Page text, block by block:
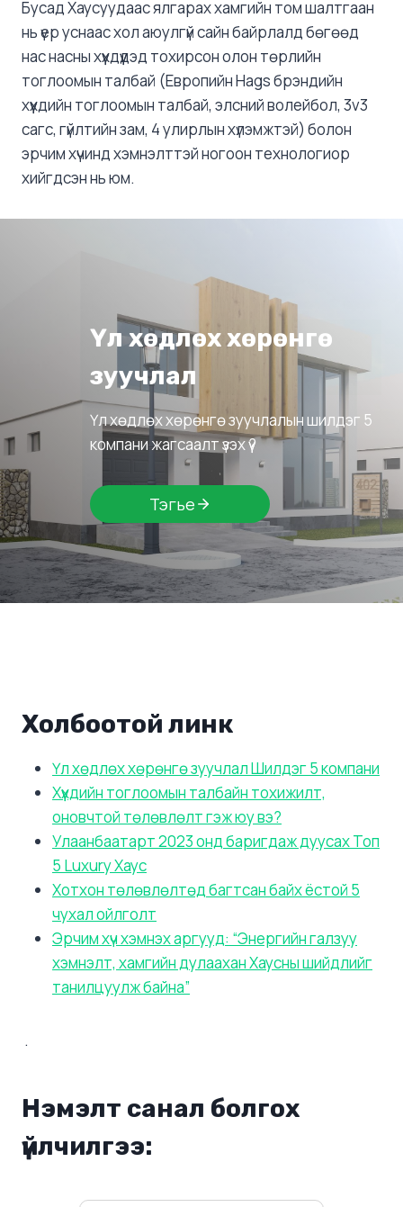
Бусад Хаусуудаас ялгарах хамгийн том шалтгаан
нь үер уснаас хол аюулгүй сайн байрлалд бөгөөд
нас насны хүүхдүүдэд тохирсон олон төрлийн
тоглоомын талбай (Европийн Hags брэндийн
хүүхдийн тоглоомын талбай, элсний волейбол, 3v3
сагс, гүйлтийн зам, 4 улирлын хүлэмжтэй) болон
эрчим хүчинд хэмнэлттэй ногоон технологиор
хийгдсэн нь юм.
Үл хөдлөх хөрөнгө
зуучлал
Үл хөдлөх хөрөнгө зуучлалын шилдэг 5
компани жагсаалт үзэх үү?
Тэгье
Холбоотой линк
Үл хөдлөх хөрөнгө зуучлал Шилдэг 5 компани
Хүүхдийн тоглоомын талбайн тохижилт,
оновчтой төлөвлөлт гэж юу вэ?
Улаанбаатарт 2023 онд баригдаж дуусах Топ
5 Luxury Хаус
Хотхон төлөвлөлтөд багтсан байх ёстой 5
чухал ойлголт
Эрчим хүч хэмнэх аргууд: “Энергийн галзуу
хэмнэлт, хамгийн дулаахан Хаусны шийдлийг
танилцуулж байна”
.
Нэмэлт санал болгох
үйлчилгээ: